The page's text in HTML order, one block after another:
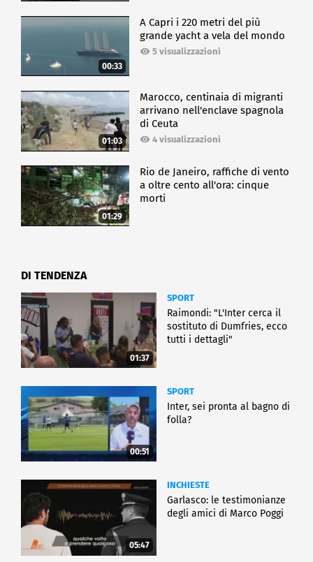
00:33
A Capri i 220 metri del più
grande yacht a vela del mondo
5 visualizzazioni
01:03
Marocco, centinaia di migranti
arrivano nell'enclave spagnola
di Ceuta
4 visualizzazioni
01:29
Rio de Janeiro, raffiche di vento
a oltre cento all'ora: cinque
morti
DI TENDENZA
01:37
SPORT
Raimondi: "L'Inter cerca il
sostituto di Dumfries, ecco
tutti i dettagli"
00:51
SPORT
Inter, sei pronta al bagno di
folla?
05:47
INCHIESTE
Garlasco: le testimonianze
degli amici di Marco Poggi